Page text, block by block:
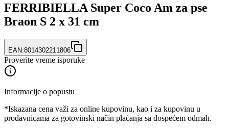
FERRIBIELLA Super Coco Am za pse
Braon S 2 x 31 cm
EAN:8014302211806
Proverite vreme isporuke
Informacije o popustu
*Iskazana cena važi za online kupovinu, kao i za kupovinu u
prodavnicama za gotovinski način plaćanja sa dospećem odmah.